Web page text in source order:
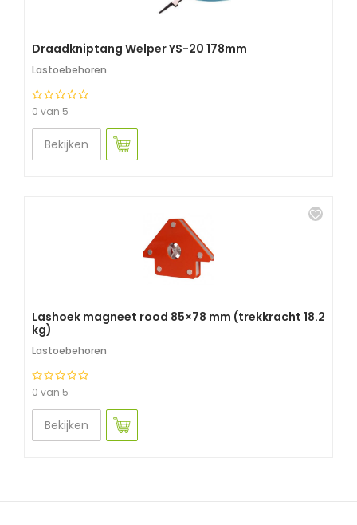
Draadkniptang Welper YS-20 178mm
Lastoebehoren
0 van 5
Bekijken
Lashoek magneet rood 85×78 mm (trekkracht 18.2
kg)
Lastoebehoren
0 van 5
Bekijken